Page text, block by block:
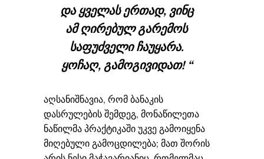
და ყველას ერთად, ვინც
ამ ღირებულ გარემოს
საფუძველი ჩაუყარა.
ყოჩაღ, გამოგივიდათ! “
აღსანიშნავია, რომ ბანაკის
დასრულების შემდეგ, მონაწილეთა
ნაწილმა პრაქტიკაში უკვე გამოიყენა
მიღებული გამოცდილება; მათ შორის